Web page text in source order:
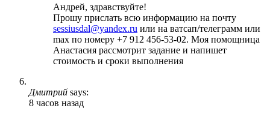
Андрей, здравствуйте!
Прошу прислать всю информацию на почту
sessiusdal@yandex.ru или на ватсап/телеграмм или
max по номеру +7 912 456-53-02. Моя помощница
Анастасия рассмотрит задание и напишет
стоимость и сроки выполнения
Дмитрий says:
8 часов назад